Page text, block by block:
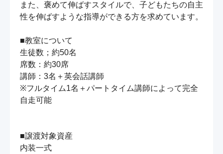
また、褒めて伸ばすスタイルで、子どもたちの自主
性を伸ばすような指導ができる方を求めています。
■教室について
生徒数；約50名
席数：約30席
講師：3名＋英会話講師
※フルタイム1名＋パートタイム講師によって完全
自走可能
■譲渡対象資産
内装一式